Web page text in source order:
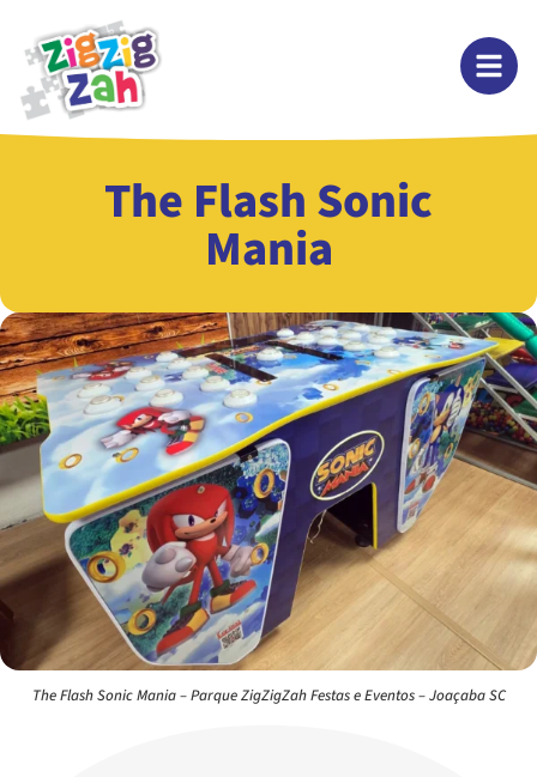
The Flash Sonic
Mania
The Flash Sonic Mania – Parque ZigZigZah Festas e Eventos – Joaçaba SC